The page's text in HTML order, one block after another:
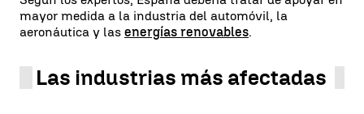
mayor medida a la industria del automóvil, la
aeronáutica y las energías renovables.
Las industrias más afectadas